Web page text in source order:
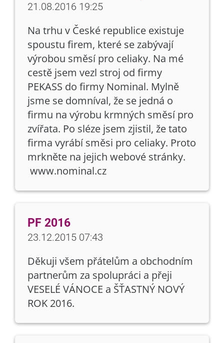
21.08.2016 19:25
Na trhu v České republice existuje
spoustu firem, které se zabývají
výrobou směsí pro celiaky. Na mé
cestě jsem vezl stroj od firmy
PEKASS do firmy Nominal. Mylně
jsme se domníval, že se jedná o
firmu na výrobu krmných směsí pro
zvířata. Po sléze jsem zjistil, že tato
firma vyrábí směsi pro celiaky. Proto
mrkněte na jejich webové stránky.
www.nominal.cz
PF 2016
23.12.2015 07:43
Děkuji všem přátelům a obchodním
partnerům za spolupráci a přeji
VESELÉ VÁNOCE a ŠŤASTNÝ NOVÝ
ROK 2016.